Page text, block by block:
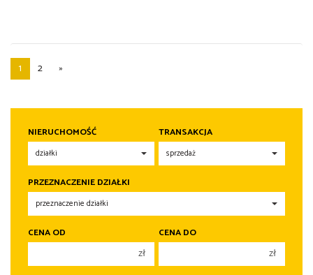
1 2 »
NIERUCHOMOŚĆ TRANSAKCJA
PRZEZNACZENIE DZIAŁKI
CENA OD
zł
CENA DO
zł